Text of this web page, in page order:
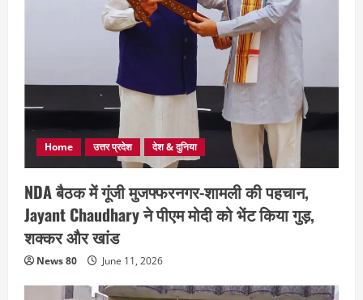
Home उत्तर प्रदेश देश & दुनिया
NDA बैठक में गूंजी मुजफ्फरनगर-शामली की पहचान,
Jayant Chaudhary ने पीएम मोदी को भेंट किया गुड़,
शक्कर और खांड
News 80 June 11, 2026